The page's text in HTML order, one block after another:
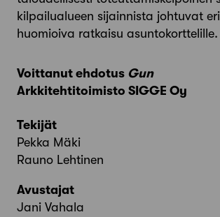
kilpailualueen sijainnista johtuvat
huomioiva ratkaisu asuntokorttelille.
Voittanut ehdotus Gun
Arkkitehtitoimisto SIGGE Oy
Tekijät
Pekka Mäki
Rauno Lehtinen
Avustajat
Jani Vahala